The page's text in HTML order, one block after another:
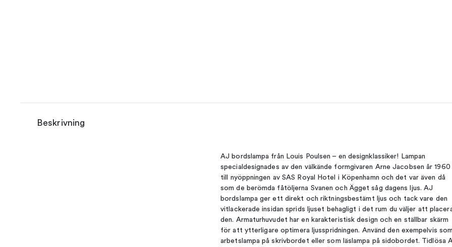
Beskrivning
AJ bordslampa från Louis Poulsen – en designklassiker! Lampan
specialdesignades av den välkände formgivaren Arne Jacobsen år 1960
till nyöppningen av SAS Royal Hotel i Köpenhamn och det var även då
som de berömda fåtöljerna Svanen och Ägget såg dagens ljus. AJ
bordslampa ger ett direkt och riktningsbestämt ljus och tack vare den
vitlackerade insidan sprids ljuset behagligt i det rum du väljer att
den. Armaturhuvudet har en karakteristisk design och en ställbar skärm
för att ytterligare optimera ljusspridningen. Använd den exempelvis som
arbetslampa på skrivbordet eller som läslampa på sidobordet. Tidlösa